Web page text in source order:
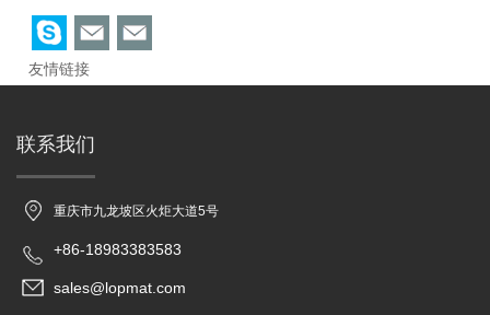
友情链接
联系我们
重庆市九龙坡区火炬大道5号
+86-18983383583
sales@lopmat.com